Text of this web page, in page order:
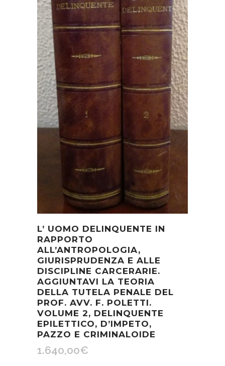
L’ UOMO DELINQUENTE IN
RAPPORTO
ALL’ANTROPOLOGIA,
GIURISPRUDENZA E ALLE
DISCIPLINE CARCERARIE.
AGGIUNTAVI LA TEORIA
DELLA TUTELA PENALE DEL
PROF. AVV. F. POLETTI.
VOLUME 2, DELINQUENTE
EPILETTICO, D’IMPETO,
PAZZO E CRIMINALOIDE
1.640,00€